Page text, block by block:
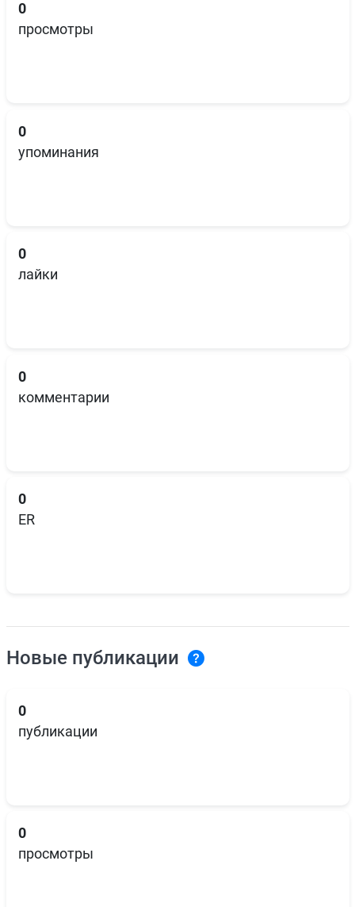
0
просмотры
0
упоминания
0
лайки
0
комментарии
0
ER
Новые публикации
0
публикации
0
просмотры